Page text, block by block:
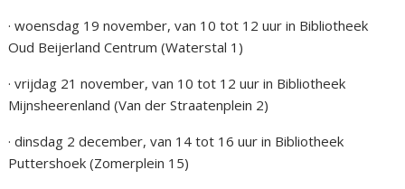
· woensdag 19 november, van 10 tot 12 uur in Bibliotheek
Oud Beijerland Centrum (Waterstal 1)
· vrijdag 21 november, van 10 tot 12 uur in Bibliotheek
Mijnsheerenland (Van der Straatenplein 2)
· dinsdag 2 december, van 14 tot 16 uur in Bibliotheek
Puttershoek (Zomerplein 15)